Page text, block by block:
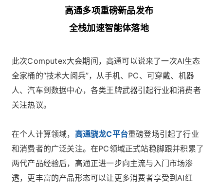
高通多项重磅新品发布
全栈加速智能体落地
此次Computex大会期间，高通可以说来了一次AI生态
全家桶的“技术大阅兵”，从手机、PC、可穿戴、机器
人、汽车到数据中心，各类王牌武器引起行业和消费者
关注热议。
在个人计算领域， 高通骁龙C平台重磅登场引起了行业
和消费者的广泛关注。在PC领域正式站稳脚跟并积累了
两代产品经验后，高通正进一步向主流与入门市场渗
透，更丰富的产品形态可以让更多消费者享受到AI红